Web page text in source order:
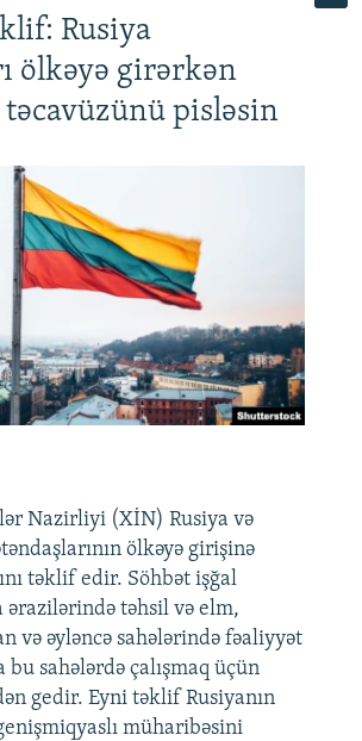
Rusiya
ölkəyə girərkən
pisləsin
Nazirliyi (XİN) Rusiya və
ölkəyə girişinə
təklif edir. Söhbət işğal
ərazilərində təhsil və elm,
və əyləncə sahələrində fəaliyyət
bu sahələrdə çalışmaq üçün
gedir. Eyni təklif Rusiyanın
müharibəsini